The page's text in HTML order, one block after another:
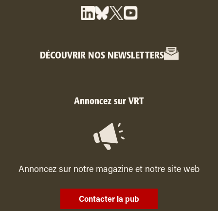
DÉCOUVRIR NOS NEWSLETTERS
Annoncez sur VRT
Annoncez sur notre magazine et notre site web
Contacter la pub